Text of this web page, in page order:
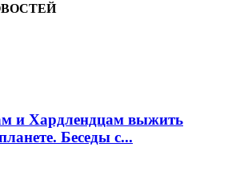
и Хардлендцам выжить
Беседы с...